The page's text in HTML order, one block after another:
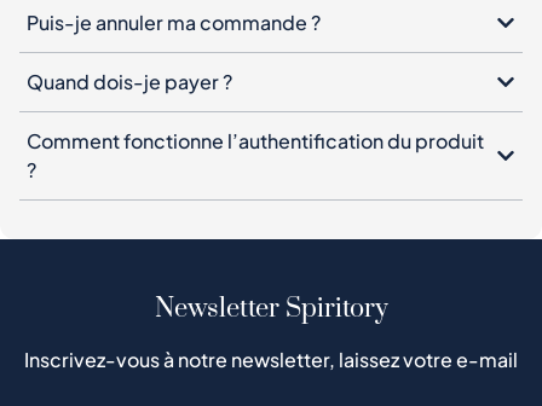
Puis-je annuler ma commande ?
Quand dois-je payer ?
Comment fonctionne l’authentification du produit
?
Newsletter Spiritory
Inscrivez-vous à notre newsletter, laissez votre e-mail